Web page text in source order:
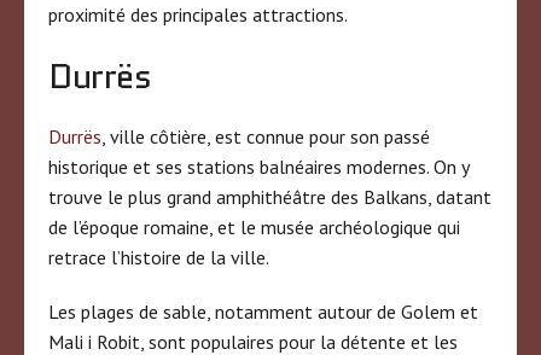
proximité des principales attractions.
Durrës
Durrës , ville côtière, est connue pour son passé
historique et ses stations balnéaires modernes. On y
trouve le plus grand amphithéâtre des Balkans, datant
de l’époque romaine, et le musée archéologique qui
retrace l’histoire de la ville.
Les plages de sable, notamment autour de Golem et
Mali i Robit, sont populaires pour la détente et les